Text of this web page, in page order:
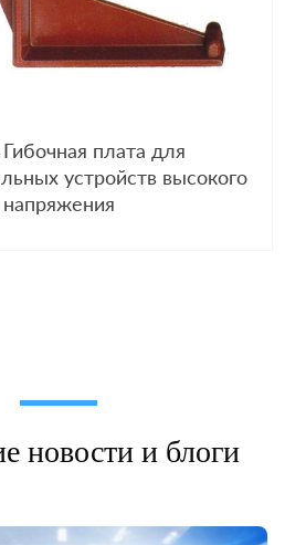
Гибочная плата для
устройств высокого
напряжения
новости и блоги